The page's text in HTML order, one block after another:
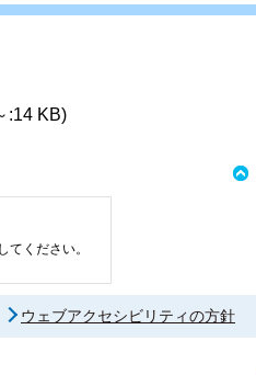
:14 KB)
ください。
ウェブアクセシビリティの方針